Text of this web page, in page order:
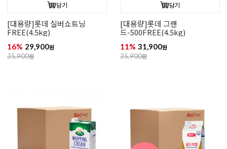
담기
[대용량]롯데 실버쇼트닝
FREE(4.5kg)
16% 29,900원
35,900원
담기
[대용량]롯데 그랜
드-500FREE(4.5kg)
11% 31,900원
35,900원